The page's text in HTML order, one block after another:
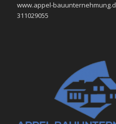
www.appel-
311029055